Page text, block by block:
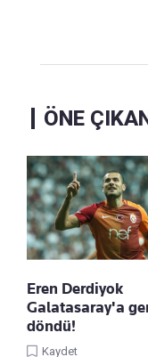
ÖNE
Eren Derdiyok
Galatasaray'a
döndü!
Kaydet